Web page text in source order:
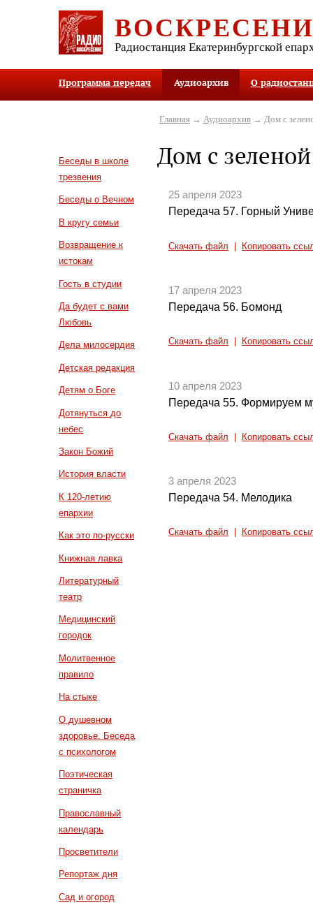
Радиостанция Екатеринбургской
Программа передач Аудиоархив О
Беседы в школе
трезвения
Беседы о Вечном
В кругу семьи
Возвращение к
истокам
Гость в студии
Да будет с вами
Любовь
Дела милосердия
Детская редакция
Детям о Боге
Дотянуться до
небес
Закон Божий
История власти
К 120-летию
епархии
Как это по-русски
Книжная лавка
Литературный
театр
Медицинский
городок
Молитвенное
правило
На стыке
О душевном
здоровье. Беседа
с психологом
Поэтическая
страничка
Православный
календарь
Просветители
Репортаж дня
Сад и огород
Главная→ Аудиоархив→ Дом с
Дом с
25 апреля 2023
Передача 57. Горный
Скачать файл Копировать
17 апреля 2023
Передача 56. Бомонд
Скачать файл Копировать
10 апреля 2023
Передача 55. Формируем
Скачать файл Копировать
3 апреля 2023
Передача 54. Мелодика
Скачать файл Копировать